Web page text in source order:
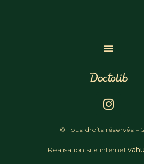
© Tous droits réservés –
Réalisation site internet